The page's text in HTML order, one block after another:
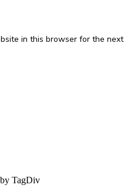
in this browser for the next
TagDiv